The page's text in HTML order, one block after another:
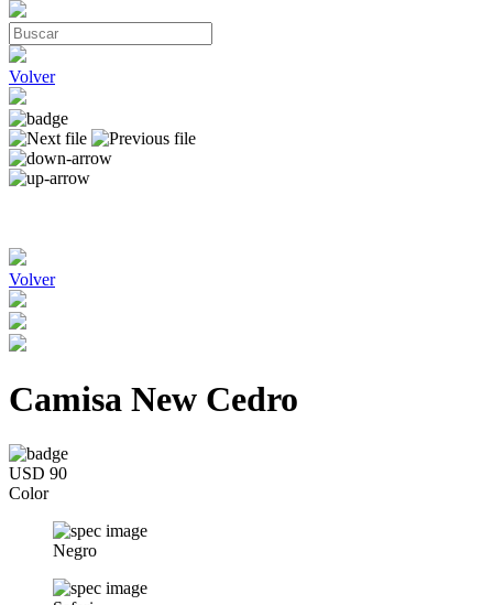
Volver
Volver
Camisa New Cedro
USD 90
Color
Negro